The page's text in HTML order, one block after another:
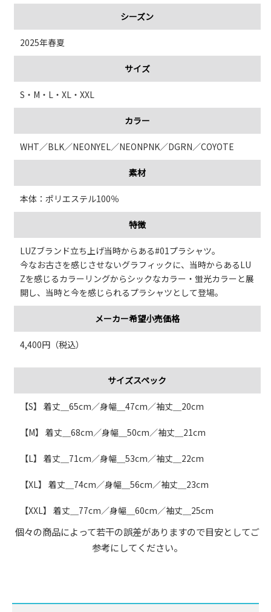
シーズン
2025年春夏
サイズ
S・M・L・XL・XXL
カラー
WHT／BLK／NEONYEL／NEONPNK／DGRN／COYOTE
素材
本体：ポリエステル100％
特徴
LUZブランド立ち上げ当時からある#01プラシャツ。
今なお古さを感じさせないグラフィックに、当時からあるLU
Zを感じるカラーリングからシックなカラー・蛍光カラーと展
開し、当時と今を感じられるプラシャツとして登場。
メーカー希望小売価格
4,400円（税込）
サイズスペック
【S】 着丈＿65cm／身幅＿47cm／袖丈＿20cm
【M】 着丈＿68cm／身幅＿50cm／袖丈＿21cm
【L】 着丈＿71cm／身幅＿53cm／袖丈＿22cm
【XL】 着丈＿74cm／身幅＿56cm／袖丈＿23cm
【XXL】 着丈＿77cm／身幅＿60cm／袖丈＿25cm
個々の商品によって若干の誤差がありますので目安としてご
参考にしてください。